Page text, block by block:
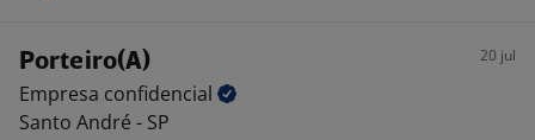
Porteiro(A) 20 jul
Empresa confidencial
Santo André - SP